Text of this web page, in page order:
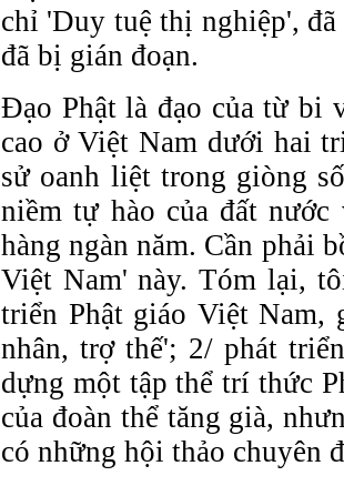
chỉ 'Duy tuệ thị nghiệp',
đã bị gián đoạn.
Đạo Phật là đạo của từ bi
cao ở Việt Nam dưới hai
sử oanh liệt trong giòng
niềm tự hào của đất
hàng ngàn năm. Cần phải
Việt Nam' này. Tóm lại,
triển Phật giáo Việt Nam,
nhân, trợ thế'; 2/ phát
dựng một tập thể trí thức
của đoàn thể tăng già,
có những hội thảo chuyên